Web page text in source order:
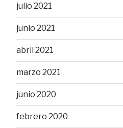
julio 2021
junio 2021
abril 2021
marzo 2021
junio 2020
febrero 2020